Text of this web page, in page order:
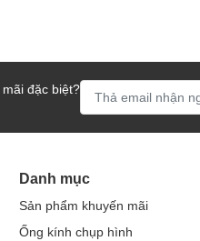
đặc biệt?
Danh mục
Sản phẩm khuyến mãi
Ống kính chụp hình